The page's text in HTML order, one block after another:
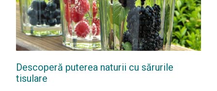
Descoperă puterea naturii cu sărurile
tisulare